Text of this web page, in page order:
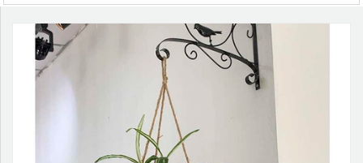
TRANG CHỦ VỀ LAN DECOR
CÂY GIẢ TRANG TRÍ TIỂU CẢNH CÂY GIẢ